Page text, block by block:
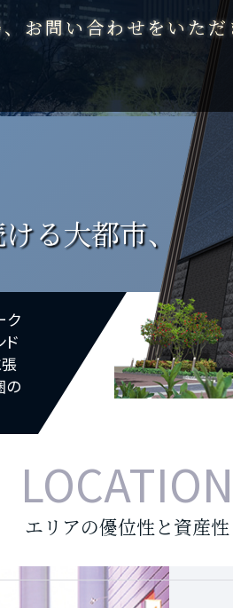
お問い合わせをいた
る大都市、
ク
の
LOCATION
エリアの優位性と資産性